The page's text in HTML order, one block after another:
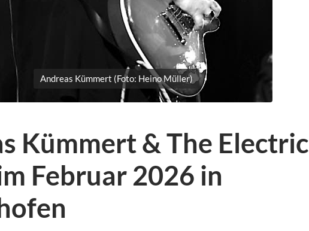
Andreas Kümmert (Foto: Heino Müller)
Kümmert & The Electric
Februar 2026 in